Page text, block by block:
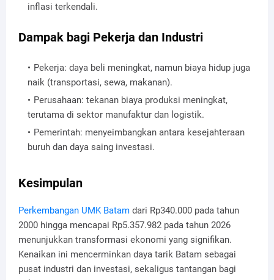
inflasi terkendali.
Dampak bagi Pekerja dan Industri
Pekerja: daya beli meningkat, namun biaya hidup juga
naik (transportasi, sewa, makanan).
Perusahaan: tekanan biaya produksi meningkat,
terutama di sektor manufaktur dan logistik.
Pemerintah: menyeimbangkan antara kesejahteraan
buruh dan daya saing investasi.
Kesimpulan
Perkembangan UMK Batam dari Rp340.000 pada tahun
2000 hingga mencapai Rp5.357.982 pada tahun 2026
menunjukkan transformasi ekonomi yang signifikan.
Kenaikan ini mencerminkan daya tarik Batam sebagai
pusat industri dan investasi, sekaligus tantangan bagi